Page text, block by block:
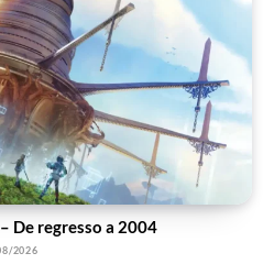
De regresso a 2004
2026